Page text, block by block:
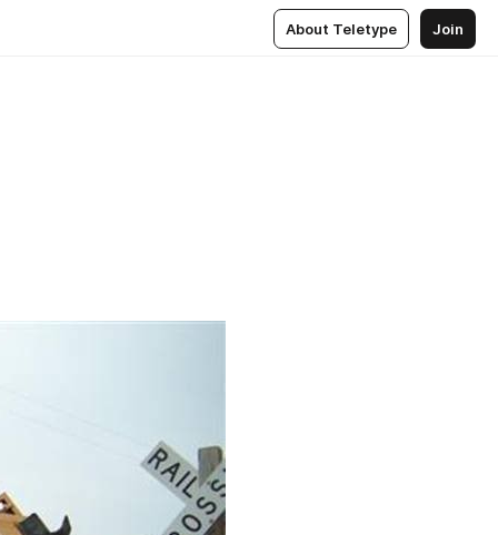
About Teletype Join